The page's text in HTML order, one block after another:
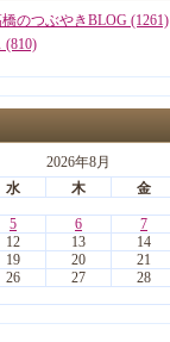
のつぶやきBLOG (1261)
(810)
2026年8月
水 木 金
5 6 7
12 13 14
19 20 21
26 27 28